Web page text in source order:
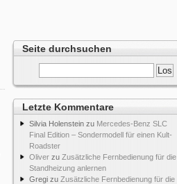
Seite durchsuchen
Letzte Kommentare
Silvia Holenstein zu Mercedes-Benz SLC
Final Edition – Sondermodell für einen Kult-
Roadster
Oliver zu Zusätzliche Fernbedienung für die
Standheizung anlernen
Gregi zu Zusätzliche Fernbedienung für die